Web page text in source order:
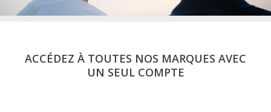
ACCÉDEZ À TOUTES NOS MARQUES AVEC
UN SEUL COMPTE